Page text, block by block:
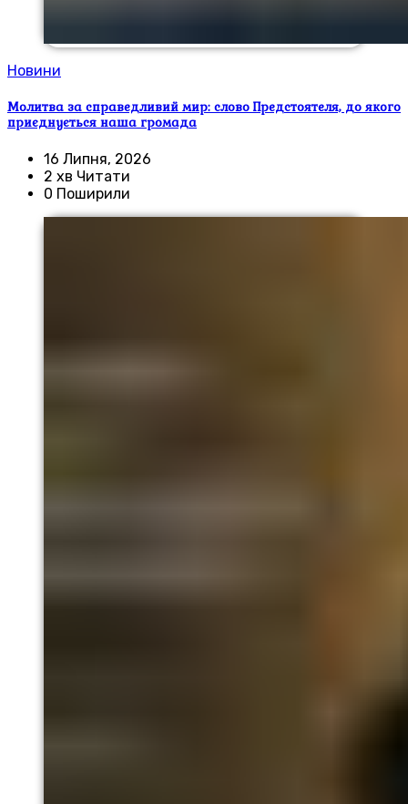
Новини
Молитва за справедливий мир: слово Предстоятеля, до якого
приєднується наша громада
16 Липня, 2026
2 хв Читати
0 Поширили